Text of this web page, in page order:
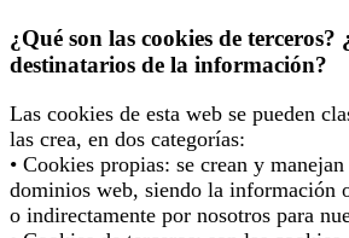
¿Qué son las cookies de terceros?
destinatarios de la información?
Las cookies de esta web se pueden
las crea, en dos categorías:
• Cookies propias: se crean y
dominios web, siendo la información
o indirectamente por nosotros para